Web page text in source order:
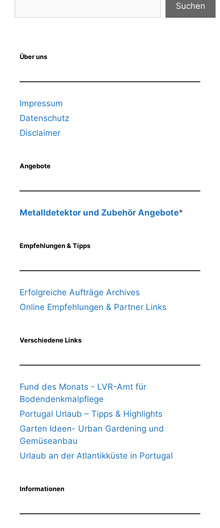
Suchen
Über uns
Impressum
Datenschutz
Disclaimer
Angebote
Metalldetektor und Zubehör Angebote*
Empfehlungen & Tipps
Erfolgreiche Aufträge Archives
Online Empfehlungen & Partner Links
Verschiedene Links
Fund des Monats - LVR-Amt für
Bodendenkmalpflege
Portugal Urlaub – Tipps & Highlights
Garten Ideen- Urban Gardening und
Gemüseanbau
Urlaub an der Atlantikküste in Portugal
Informationen